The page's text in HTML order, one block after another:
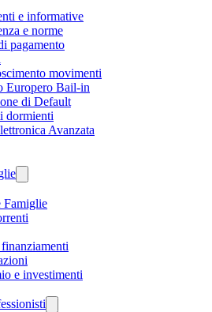
e informative
e norme
pagamento
movimenti
Europero Bail-in
di Default
dormienti
Avanzata
Famiglie
e investimenti